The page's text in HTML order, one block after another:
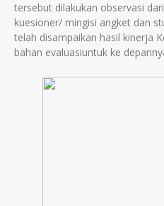
tersebut dilakukan observasi
kuesioner/ mingisi angket dan
telah disampaikan hasil kinerja
bahan evaluasiuntuk ke